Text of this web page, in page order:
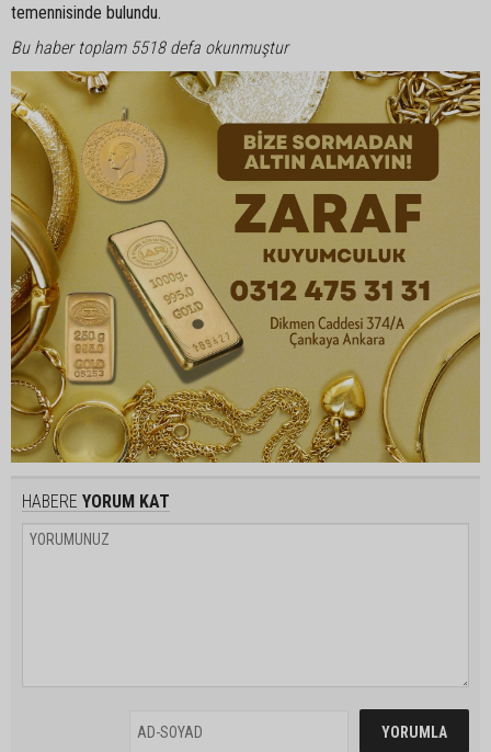
temennisinde bulundu.
Bu haber toplam 5518 defa okunmuştur
HABERE YORUM KAT